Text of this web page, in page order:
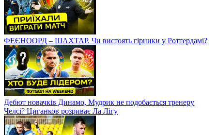
ФЕЄНООРД – ШАХТАР. Чи вистоять гірники у Роттердамі?
Дебют новачків Динамо, Мудрик не подобається тренеру
Челсі? Циганков розриває Ла Лігу